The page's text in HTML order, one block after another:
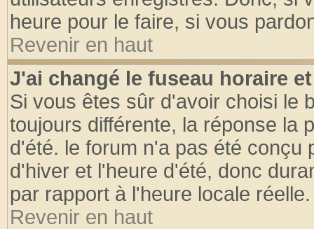
heure pour le faire, si vous
Revenir en haut
J'ai changé le fuseau horaire
Si vous êtes sûr d'avoir choisi le
toujours différente, la réponse la
d'été. le forum n'a pas été conçu
d'hiver et l'heure d'été, donc
par rapport à l'heure locale réelle.
Revenir en haut